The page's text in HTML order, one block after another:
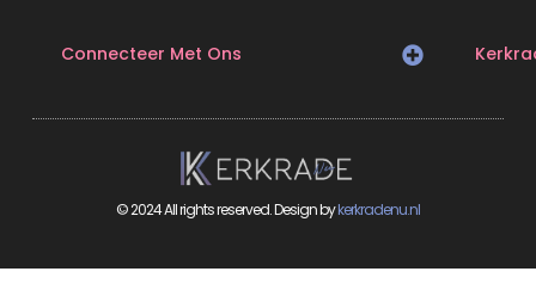
Connecteer Met Ons
© 2024 All rights reserved. Design bykerkradenu.nl